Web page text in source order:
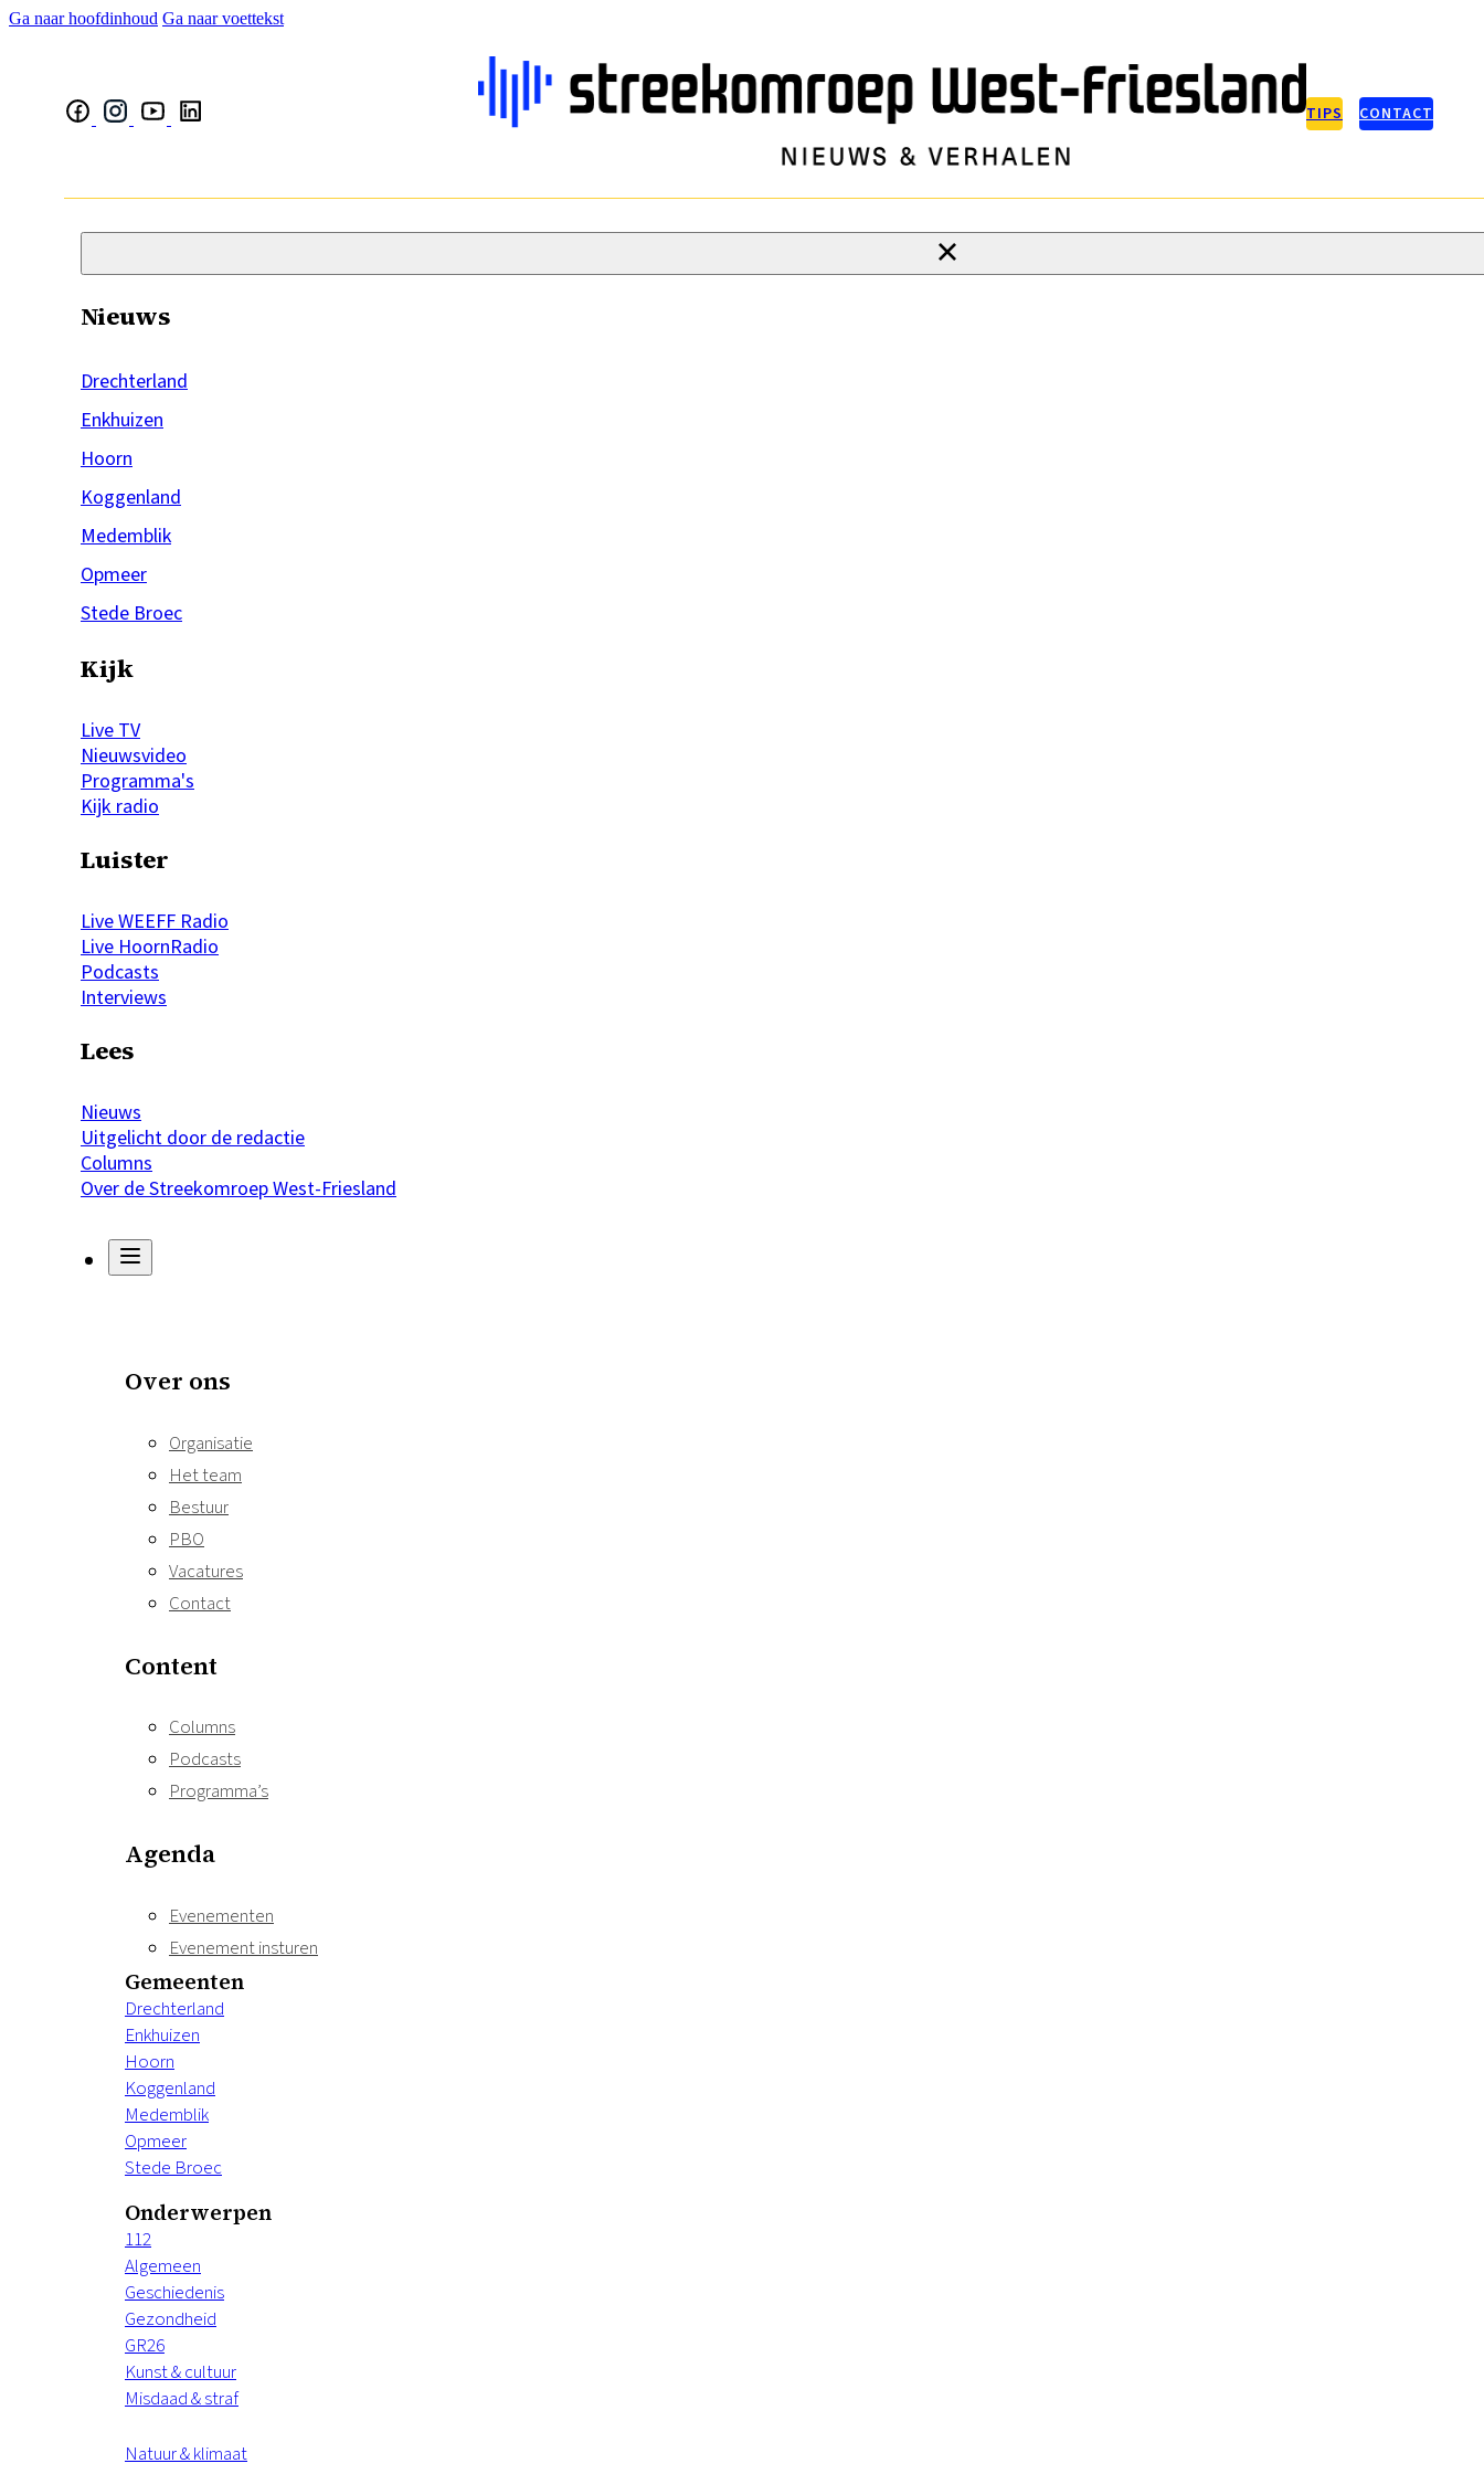
Ga naar hoofdinhoud Ga naar voettekst
TIPS CONTACT
Nieuws
Drechterland
Enkhuizen
Hoorn
Koggenland
Medemblik
Opmeer
Stede Broec
Kijk
Live TV
Nieuwsvideo
Programma's
Kijk radio
Luister
Live WEEFF Radio
Live HoornRadio
Podcasts
Interviews
Lees
Nieuws
Uitgelicht door de redactie
Columns
Over de Streekomroep West-Friesland
Over ons
Organisatie
Het team
Bestuur
PBO
Vacatures
Contact
Content
Columns
Podcasts
Programma’s
Agenda
Evenementen
Evenement insturen
Gemeenten
Drechterland
Enkhuizen
Hoorn
Koggenland
Medemblik
Opmeer
Stede Broec
Onderwerpen
112
Algemeen
Geschiedenis
Gezondheid
GR26
Kunst & cultuur
Misdaad & straf
Natuur & klimaat